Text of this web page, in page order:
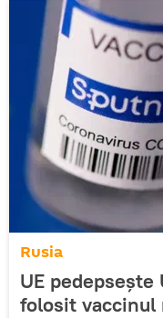
Rusia
UE
folosit vaccinul